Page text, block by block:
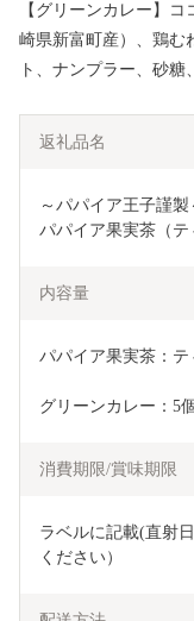
【グリーンカレー】
崎県新富町産）、鶏む
ト、ナンプラー、砂糖
返礼品名
～パパイア王子謹
パパイア果実茶（テ
内容量
パパイア果実茶：
グリーンカレー：5個
消費期限/賞味期限
ラベルに記載(直射
ください）